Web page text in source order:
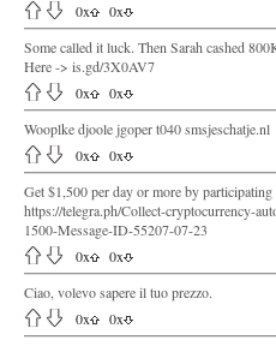
0x 0x
Some called it luck. Then Sarah cashed
Here -> is.gd/3X0AV7
0x 0x
Wooplke djoole jgoper t040 smsjeschatje.nl
0x 0x
Get $1,500 per day or more by
https://telegra.ph/Collect-cryptocurrency-
1500-Message-ID-55207-07-23
0x 0x
Ciao, volevo sapere il tuo prezzo.
0x 0x